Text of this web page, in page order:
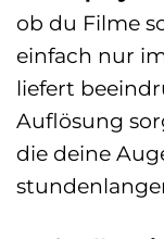
ob du Filme
einfach nur
liefert
Auflösung
die deine